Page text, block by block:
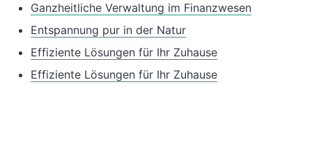
Ganzheitliche Verwaltung im Finanzwesen
Entspannung pur in der Natur
Effiziente Lösungen für Ihr Zuhause
Effiziente Lösungen für Ihr Zuhause